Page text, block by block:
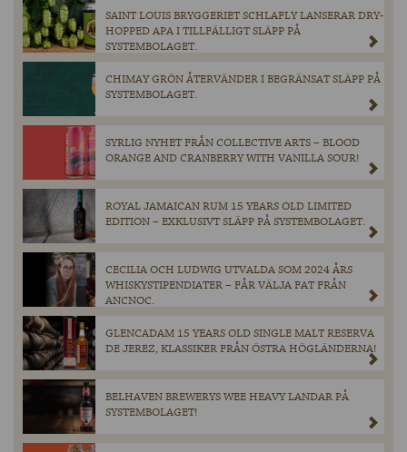
SAINT LOUIS BRYGGERIET SCHLAFLY LANSERAR DRY-
HOPPED APA I TILLFÄLLIGT SLÄPP PÅ
SYSTEMBOLAGET.
CHIMAY GRÖN ÅTERVÄNDER I BEGRÄNSAT SLÄPP PÅ
SYSTEMBOLAGET.
SYRLIG NYHET FRÅN COLLECTIVE ARTS – BLOOD
ORANGE AND CRANBERRY WITH VANILLA SOUR!
ROYAL JAMAICAN RUM 15 YEARS OLD LIMITED
EDITION – EXKLUSIVT SLÄPP PÅ SYSTEMBOLAGET.
CECILIA OCH LUDWIG UTVALDA SOM 2024 ÅRS
WHISKYSTIPENDIATER – FÅR VÄLJA FAT FRÅN
ANCNOC.
GLENCADAM 15 YEARS OLD SINGLE MALT RESERVA
DE JEREZ, KLASSIKER FRÅN ÖSTRA HÖGLÄNDERNA!
BELHAVEN BREWERYS WEE HEAVY LANDAR PÅ
SYSTEMBOLAGET!